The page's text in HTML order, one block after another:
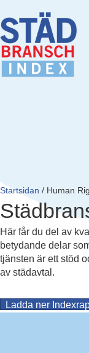
Startsidan / Human
Här får du del av
betydande delar
tjänsten är ett stöd
av städavtal.
Ladda ner